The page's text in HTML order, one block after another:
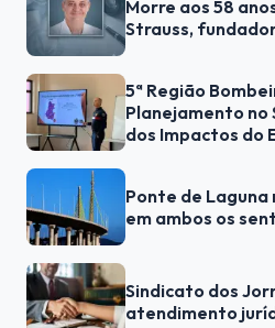
Morre aos 58
Strauss, fundador
5ª Região
Planejamento no
dos Impactos do
Ponte de
em ambos os
Sindicato dos
atendimento